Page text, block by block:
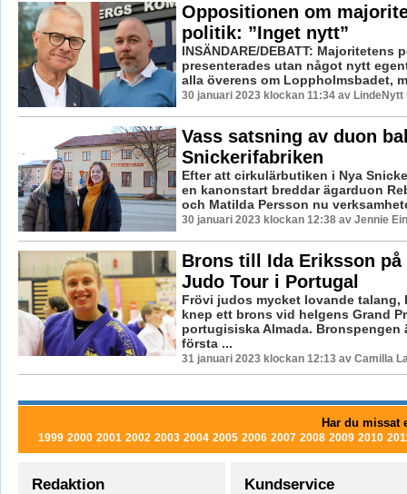
Oppositionen om
politik: ”Inget nytt”
INSÄNDARE/DEBATT: Majoritetens
presenterades utan något nytt
alla överens om Loppholmsbadet,
30 januari 2023 klockan 11:34 av LindeNytt
Vass satsning av duon
Snickerifabriken
Efter att cirkulärbutiken i Nya
en kanonstart breddar ägarduon
och Matilda Persson nu
30 januari 2023 klockan 12:38 av Jennie
Brons till Ida Eriksson på
Judo Tour i Portugal
Frövi judos mycket lovande talang,
knep ett brons vid helgens Grand
portugisiska Almada. Bronspengen
första ...
31 januari 2023 klockan 12:13 av Camilla
Har du missat
1999 2000 2001 2002 2003 2004 2005 2006 2007 2008 2009 2010
Redaktion Kundservice